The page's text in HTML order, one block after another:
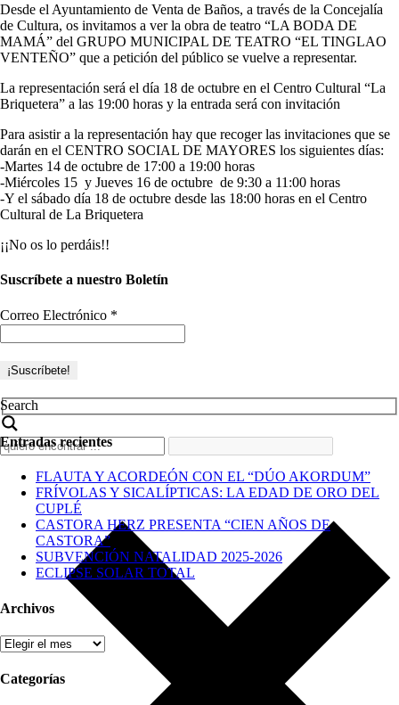
Desde el Ayuntamiento de Venta de Baños, a través de la Concejalía
de Cultura, os invitamos a ver la obra de teatro “LA BODA DE
MAMÁ” del GRUPO MUNICIPAL DE TEATRO “EL TINGLAO
VENTEÑO” que a petición del público se vuelve a representar.
La representación será el día 18 de octubre en el Centro Cultural “La
Briquetera” a las 19:00 horas y la entrada será con invitación
Para asistir a la representación hay que recoger las invitaciones que se
darán en el CENTRO SOCIAL DE MAYORES los siguientes días:
-Martes 14 de octubre de 17:00 a 19:00 horas
-Miércoles 15 y Jueves 16 de octubre de 9:30 a 11:00 horas
-Y el sábado día 18 de octubre desde las 18:00 horas en el Centro
Cultural de La Briquetera
¡¡No os lo perdáis!!
Suscríbete a nuestro Boletín
Correo Electrónico *
Search
Entradas recientes
FLAUTA Y ACORDEÓN CON EL “DÚO AKORDUM”
FRÍVOLAS Y SICALÍPTICAS: LA EDAD DE ORO DEL
CUPLÉ
CASTORA HERZ PRESENTA “CIEN AÑOS DE
CASTORA”
SUBVENCIÓN NATALIDAD 2025-2026
ECLIPSE SOLAR TOTAL
Archivos
Archivos
Categorías